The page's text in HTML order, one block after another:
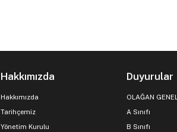
Hakkımızda
Hakkımızda
Tarihçemiz
Yönetim Kurulu
Duyurular
OLAĞAN
A Sınıfı
B Sınıfı